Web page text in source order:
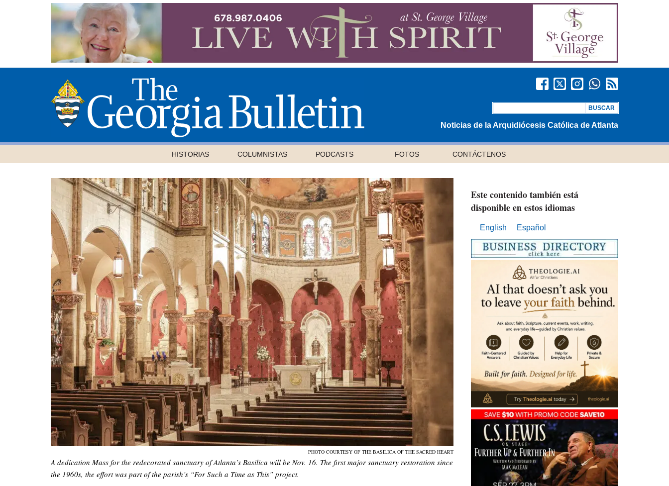
Noticias de la Arquidiócesis Católica de Atlanta
HISTORIAS COLUMNISTAS PODCASTS FOTOS CONTÁCTENOS
PHOTO COURTESY OF THE BASILICA OF THE SACRED HEART
A dedication Mass for the redecorated sanctuary of Atlanta’s Basilica will be Nov. 16. The first major sanctuary restoration since
the 1960s, the effort was part of the parish’s “For Such a Time as This” project.
Este contenido también está
disponible en estos idiomas
English Español